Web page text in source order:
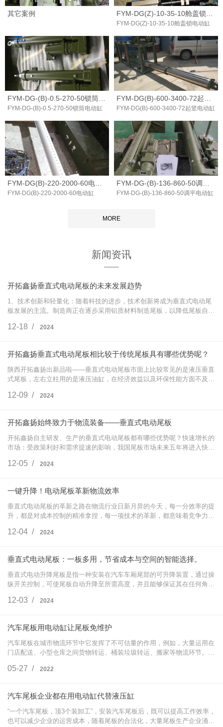
其它案例
FYM-DG(Z)-10-35-10舱盖锁电动缸
FYM-DG-(B)-0.5-270-50锁筒电动缸 FYM-DG(B)-600-3400-72起竖电动缸
FYM-DG(B)-220-2000-60电动缸 FYM-DG-(B)-136-860-50调平电动缸
MORE
新闻资讯
开拓鑫扬垂直式电动尾板的未来发展趋势
1、技术创新和轻量化：随着科技的进步，技术创新将成为垂直式电动尾
板发展的主流。制造商正在逐步采用铝质材料制造尾板，以降低尾板自
括用电动缸替…
12-18 / 2024
开拓鑫扬垂直式电动尾板相比较于传统尾板具有哪些优势呢？
陕西开拓鑫扬出新品啦——垂直式电动尾板市面上比较常见的是液压垂直
式尾板，左右立柱用的是液压油缸，在经济效益以及环保性能方面不及电
结构，形成…
12-09 / 2024
开拓鑫扬始终致力于物流装备——垂直式电动尾板
开拓鑫扬自主研发、生产的垂直式电动尾板都有哪些优势呢？快速增长的
市场：受政策利好和需求提速的影响，我国尾板市场未来五年将进入快速
集中度提高…
12-05 / 2024
一键升降！电动尾板革新物流效率
垂直式电动尾板的革新之路在物流行业日新月异的今天，每一分效率的提
升，都是对成本控制的精准拿捏，每一项技术的革新，都意味着竞争力的
下、人工成本…
12-04 / 2024
垂直式电动尾板：一板多用，节省成本与空间的智能选择。
垂直式电动升降尾板是指一种安装在汽车车厢尾部的可升降装置，通过操
纵开关控制，可使尾板自动升降至所需高度，并且能够保证其在任何角度
率，还能够…
12-03 / 2024
汽车尾板用电动缸让尾板免维护
汽车尾板在城市物流环节中它发挥了不可估量的作用，例如，大量运用在
门店配送、小型仓库之间货物转运、桶装垃圾转运、搬家等物流环节。特
平稳特性使…
05-27 / 2022
汽车尾板企业都在用电动缸代替液压缸
“一个汽车尾板，顶3个装卸工”，安装汽车尾板后，既可以提高工作效率，
也可以减少企业的运营成本，随着尾板的合法化，大量尾板生产企业涌